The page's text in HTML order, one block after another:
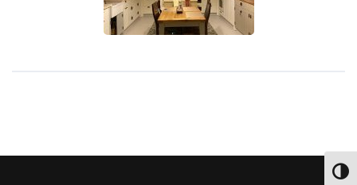
מתג ניגודיות גבוהה